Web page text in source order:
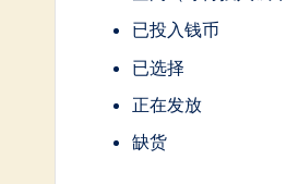
已投入钱币
已选择
正在发放
缺货